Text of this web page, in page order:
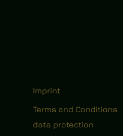
Imprint
Terms and Conditions
data protection